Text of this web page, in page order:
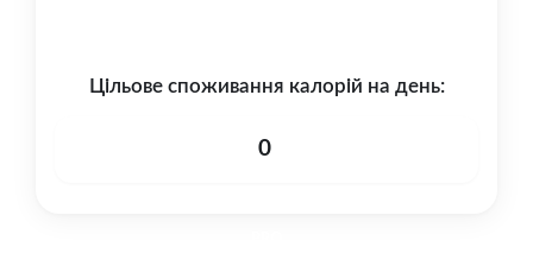
Цільове споживання калорій на день:
0